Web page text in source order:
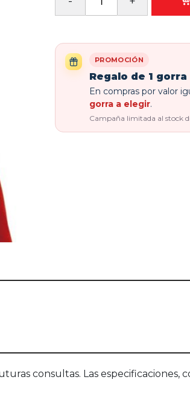
PROMOCIÓN
Regalo de 1 gorra
En compras por valor
gorra a elegir.
Campaña limitada al stock
consultas. Las especificaciones,